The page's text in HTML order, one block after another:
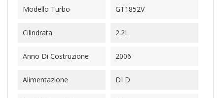
Modello Turbo GT1852V
Cilindrata 2.2L
Anno Di Costruzione 2006
Alimentazione DI D